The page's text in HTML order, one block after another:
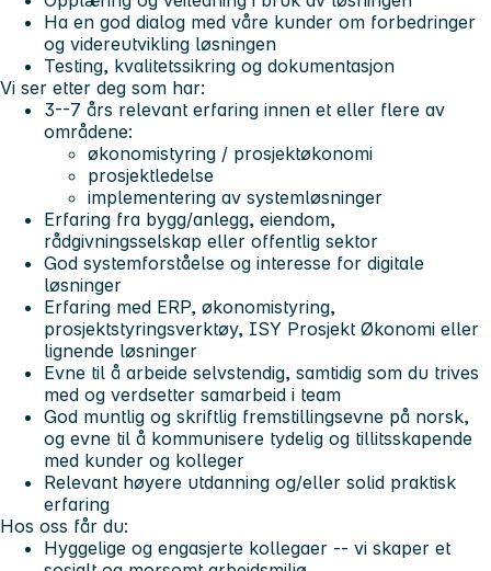
Ha en god dialog med våre kunder om forbedringer
og videreutvikling løsningen
Testing, kvalitetssikring og dokumentasjon
Vi ser etter deg som har:
3--7 års relevant erfaring innen et eller flere av
områdene:
økonomistyring / prosjektøkonomi
prosjektledelse
implementering av systemløsninger
Erfaring fra bygg/anlegg, eiendom,
rådgivningsselskap eller offentlig sektor
God systemforståelse og interesse for digitale
løsninger
Erfaring med ERP, økonomistyring,
prosjektstyringsverktøy, ISY Prosjekt Økonomi eller
lignende løsninger
Evne til å arbeide selvstendig, samtidig som du trives
med og verdsetter samarbeid i team
God muntlig og skriftlig fremstillingsevne på norsk,
og evne til å kommunisere tydelig og tillitsskapende
med kunder og kolleger
Relevant høyere utdanning og/eller solid praktisk
erfaring
Hos oss får du:
Hyggelige og engasjerte kollegaer -- vi skaper et